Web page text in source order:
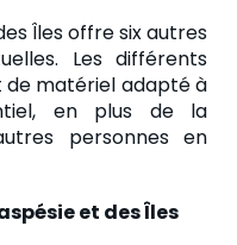
Îles offre six autres
Les différents
de matériel adapté à
en plus de la
personnes en
et des Îles